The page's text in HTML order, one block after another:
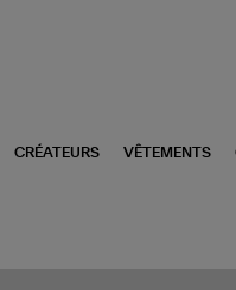
CRÉATEURS VÊTEMENTS